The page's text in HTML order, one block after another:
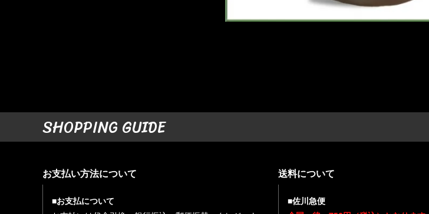
SHOPPING GUIDE
お支払い方法について
■お支払について
送料について
■佐川急便